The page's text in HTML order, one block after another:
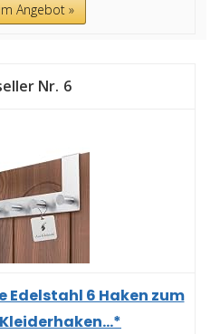
Angebot »
6
Edelstahl 6 Haken zum